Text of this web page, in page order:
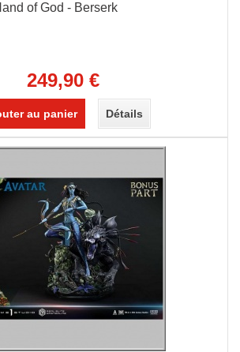
of God - Berserk
249,90 €
au panier Détails